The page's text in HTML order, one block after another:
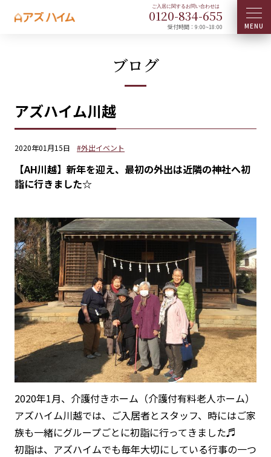
0120-834-655
受付時間：9:00~18:00
ブログ
アズハイム川越
2020年01月15日 #外出イベント
【AH川越】新年を迎え、最初の外出は近隣の神社へ初
詣に行きました☆
2020年1月、介護付きホーム（介護付有料老人ホーム）
アズハイム川越では、ご入居者とスタッフ、時にはご家
族も一緒にグループごとに初詣に行ってきました♬
初詣は、アズハイムでも毎年大切にしている行事の一つ